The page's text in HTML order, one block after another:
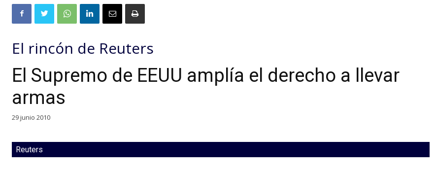
El rincón de Reuters
El Supremo de EEUU amplía el derecho a llevar
armas
29 junio 2010
Reuters